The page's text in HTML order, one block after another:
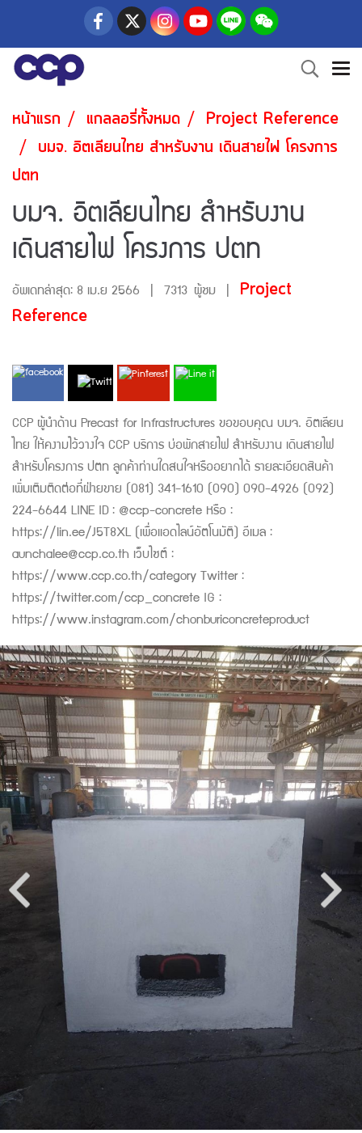
หน้าแรก แกลลอรี่ทั้งหมด
Project Reference
บมจ. อิตเลียนไทย สำหรับงาน เดินสายไฟ โครงการ
ปตท
บมจ. อิตเลียนไทย สำหรับงาน
เดินสายไฟ โครงการ ปตท
อัพเดทล่าสุด: 8 เม.ย 2566 7313 ผู้ชม
Project
Reference
CCP ผู้นำด้าน Precast for Infrastructures ขอขอบคุณ บมจ. อิตเลียน
ไทย ให้คงามไว้วางใจ CCP บริการ บ่อพักสายไฟ สำหรับงาน เดินสายไฟ
สำหรับโครงการ ปตท ลูกค้าท่านใดสนใจหรืออยากได้ รายละเอียดสินค้า
เพิ่มเติมติดต่อที่ฝ่ายขาย (081) 341-1610 (090) 090-4926 (092)
224-6644 LINE ID : @ccp-concrete หรือ :
https://lin.ee/J5T8XL (เพื่อเเอดไลน์อัตโนมัติ) อีเมล :
aunchalee@ccp.co.th เว็บไซต์ :
https://www.ccp.co.th/category Twitter :
https://twitter.com/ccp_concrete IG :
https://www.instagram.com/chonburiconcreteproduct